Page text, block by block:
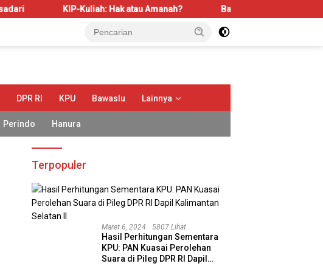
KIP-Kuliah: Hak atau Amanah? Bahas LBS dan LP2B, REI Kalbar
DPR RI KPU Bawaslu Lainnya
Perindo Hanura
Terpopuler
Maret 6, 2024 5807 Lihat
Hasil Perhitungan Sementara
KPU: PAN Kuasai Perolehan
Suara di Pileg DPR RI Dapil